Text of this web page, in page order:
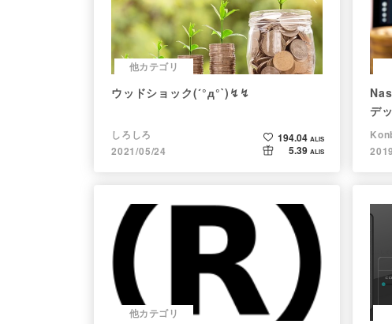
他カテゴリ
ウッドショック(´°д°`)↯↯
しろしろ
2021/05/24
194.04 ALIS
5.39 ALIS
デ
成
他カテゴリ